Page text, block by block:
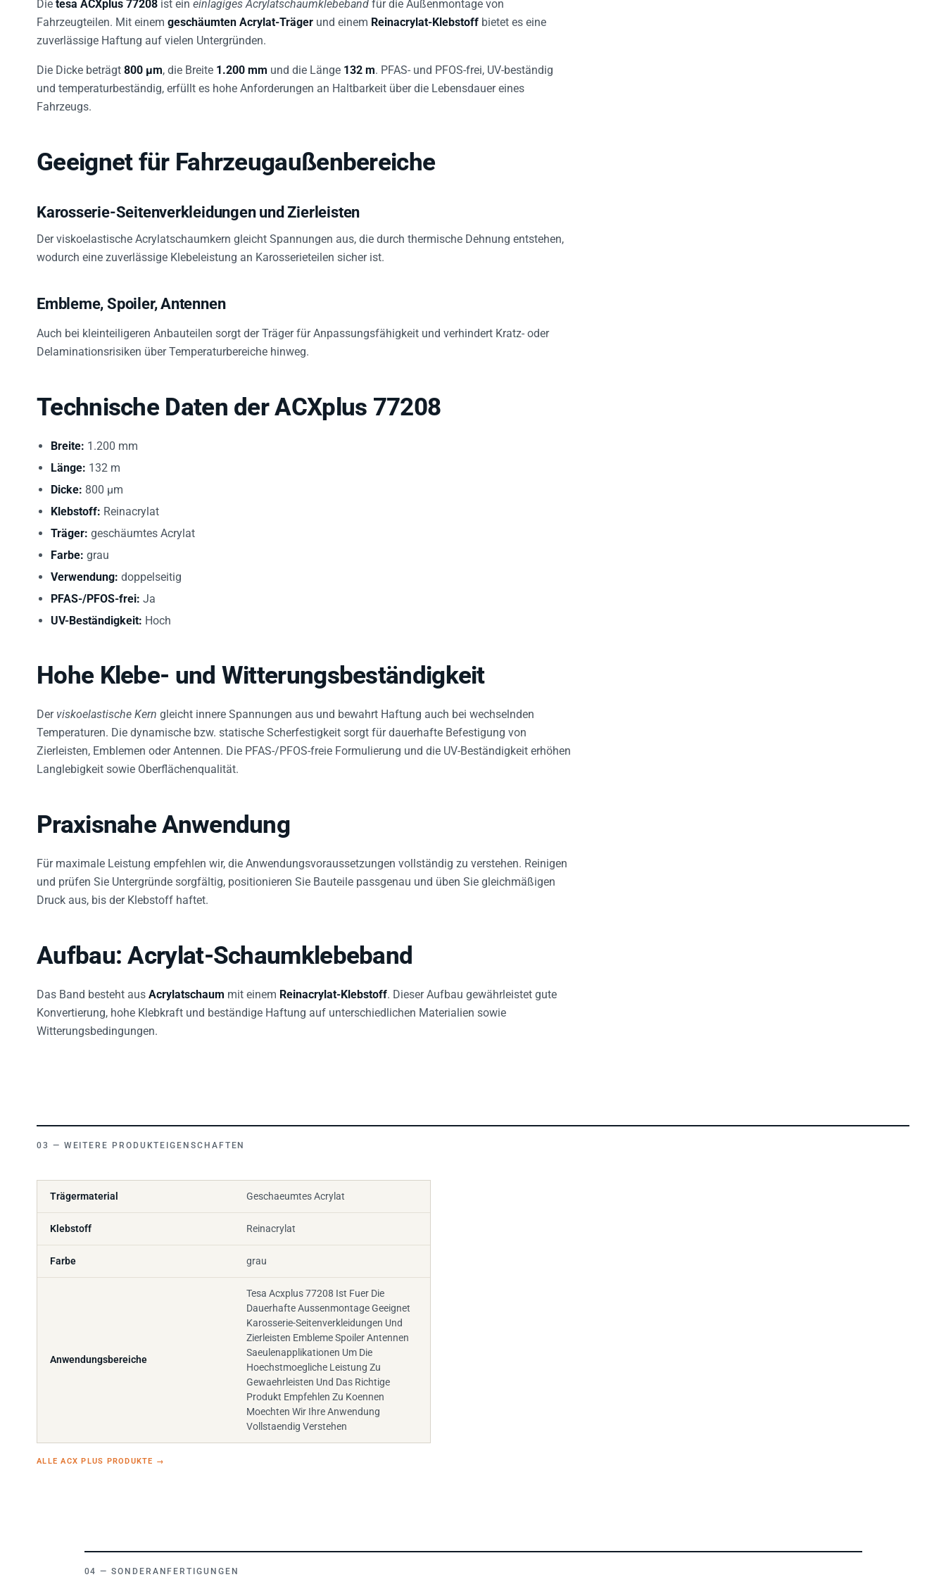
Fahrzeugteilen. Mit einem geschäumten Acrylat-Träger und einem Reinacrylat-Klebstoff bietet es eine
zuverlässige Haftung auf vielen Untergründen.
Die Dicke beträgt 800 µm , die Breite 1.200 mm und die Länge 132 m . PFAS- und PFOS-frei, UV-beständig
und temperaturbeständig, erfüllt es hohe Anforderungen an Haltbarkeit über die Lebensdauer eines
Fahrzeugs.
Geeignet für Fahrzeugaußenbereiche
Karosserie-Seitenverkleidungen und Zierleisten
Der viskoelastische Acrylatschaumkern gleicht Spannungen aus, die durch thermische Dehnung entstehen,
wodurch eine zuverlässige Klebeleistung an Karosserieteilen sicher ist.
Embleme, Spoiler, Antennen
Auch bei kleinteiligeren Anbauteilen sorgt der Träger für Anpassungsfähigkeit und verhindert Kratz- oder
Delaminationsrisiken über Temperaturbereiche hinweg.
Technische Daten der ACXplus 77208
Breite: 1.200 mm
Länge: 132 m
Dicke: 800 µm
Klebstoff: Reinacrylat
Träger: geschäumtes Acrylat
Farbe: grau
Verwendung: doppelseitig
PFAS-/PFOS-frei:
Ja
UV-Beständigkeit: Hoch
Hohe Klebe- und Witterungsbeständigkeit
Der viskoelastische Kern gleicht innere Spannungen aus und bewahrt Haftung auch bei wechselnden
Temperaturen. Die dynamische bzw. statische Scherfestigkeit sorgt für dauerhafte Befestigung von
Zierleisten, Emblemen oder Antennen. Die PFAS-/PFOS-freie Formulierung und die UV-Beständigkeit erhöhen
Langlebigkeit sowie Oberflächenqualität.
Praxisnahe Anwendung
Für maximale Leistung empfehlen wir, die Anwendungsvoraussetzungen vollständig zu verstehen. Reinigen
und prüfen Sie Untergründe sorgfältig, positionieren Sie Bauteile passgenau und üben Sie gleichmäßigen
Druck aus, bis der Klebstoff haftet.
Aufbau: Acrylat-Schaumklebeband
Das Band besteht aus Acrylatschaum mit einem Reinacrylat-Klebstoff . Dieser Aufbau gewährleistet gute
Konvertierung, hohe Klebkraft und beständige Haftung auf unterschiedlichen Materialien sowie
Witterungsbedingungen.
WEITERE PRODUKTEIGENSCHAFTEN
Trägermaterial Geschaeumtes Acrylat
Klebstoff Reinacrylat
Farbe
Anwendungsbereiche
Tesa Acxplus 77208 Ist Fuer Die
Dauerhafte Aussenmontage Geeignet
Karosserie-Seitenverkleidungen Und
Zierleisten Embleme Spoiler Antennen
Saeulenapplikationen Um Die
Hoechstmoegliche Leistung Zu
Gewaehrleisten Und Das Richtige
Produkt Empfehlen Zu Koennen
Moechten Wir Ihre Anwendung
Vollstaendig Verstehen
SONDERANFERTIGUNGEN